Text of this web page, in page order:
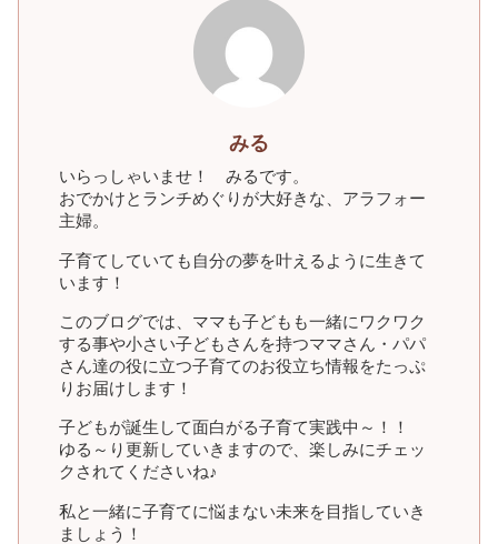
みる
いらっしゃいませ！ みるです。
おでかけとランチめぐりが大好きな、アラフォー
主婦。
子育てしていても自分の夢を叶えるように生きて
います！
このブログでは、ママも子どもも一緒にワクワク
する事や小さい子どもさんを持つママさん・パパ
さん達の役に立つ子育てのお役立ち情報をたっぷ
りお届けします！
子どもが誕生して面白がる子育て実践中～！！
ゆる～り更新していきますので、楽しみにチェッ
クされてくださいね♪
私と一緒に子育てに悩まない未来を目指していき
ましょう！